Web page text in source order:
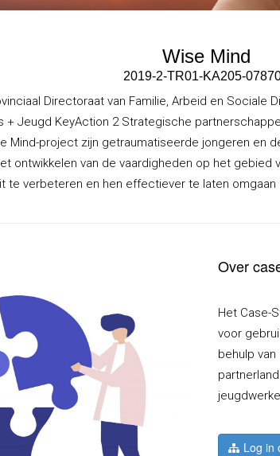
Wise Mind
2019-­2­-TR01-­KA205-­
Directoraat van Familie, Arbeid en Sociale
+ Jeugd KeyAction 2 Strategische
Mind-project zijn getraumatiseerde jongeren en
ontwikkelen van de vaardigheden op het
te verbeteren en hen effectiever te laten
Over
Het Case-
voor
behulp
Log in